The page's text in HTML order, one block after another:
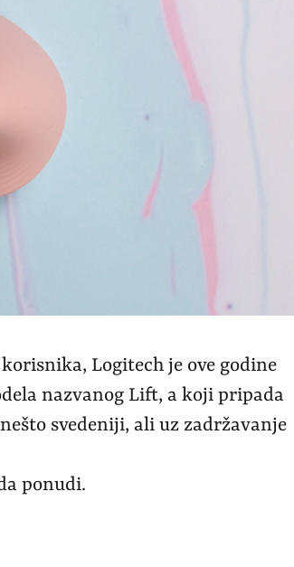
Logitech je ove godine
nazvanog Lift, a koji pripada
svedeniji, ali uz zadržavanje
ponudi.